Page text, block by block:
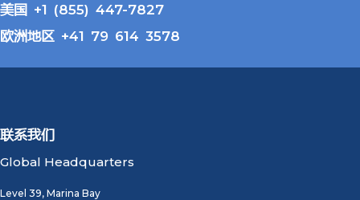
美国 +1 (855) 447-7827
欧洲地区 +41 79 614 3578
联系我们
Global Headquarters
Level 39, Marina Bay